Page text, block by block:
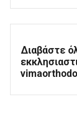
Διαβάστε